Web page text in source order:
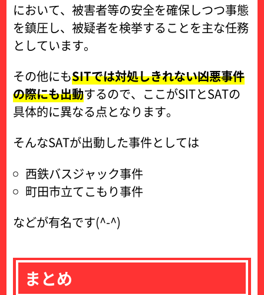
において、被害者等の安全を確保しつつ事態
を鎮圧し、被疑者を検挙することを主な任務
としています。
その他にもSITでは対処しきれない凶悪事件
の際にも出動するので、ここがSITとSATの
具体的に異なる点となります。
そんなSATが出動した事件としては
西鉄バスジャック事件
町田市立てこもり事件
などが有名です(^-^)
まとめ